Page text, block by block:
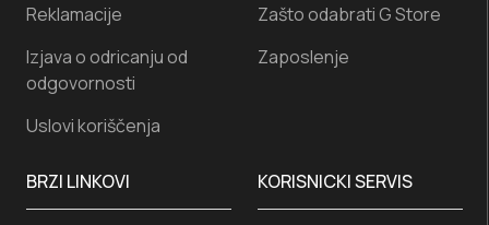
KORISNICKI SERVIS
Reklamacije
Izjava o odricanju od
odgovornosti
Uslovi koriščenja
Zašto odabrati G Store
Zaposlenje
BRZI LINKOVI